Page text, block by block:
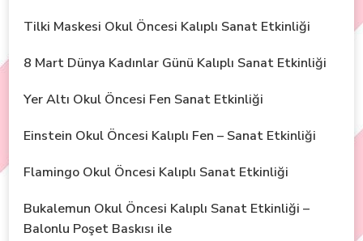
Tilki Maskesi Okul Öncesi Kalıplı Sanat Etkinliği
8 Mart Dünya Kadınlar Günü Kalıplı Sanat Etkinliği
Yer Altı Okul Öncesi Fen Sanat Etkinliği
Einstein Okul Öncesi Kalıplı Fen – Sanat Etkinliği
Flamingo Okul Öncesi Kalıplı Sanat Etkinliği
Bukalemun Okul Öncesi Kalıplı Sanat Etkinliği –
Balonlu Poşet Baskısı ile